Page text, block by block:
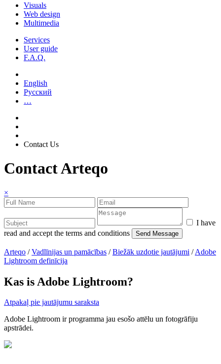
Visuals
Web design
Multimedia
Services
User guide
F.A.Q.
English
Русский
…
Contact Us
Contact Arteqo
×
I have
read and accept the terms and conditions
Arteqo /Vadlīnijas un pamācības /Biežāk uzdotie jautājumi /Adobe
Lightroom definīcija
Kas is Adobe Lightroom?
Atpakaļ pie jautājumu saraksta
Adobe Lightroom ir programma jau esošo attēlu un fotogrāfiju
apstrādei.